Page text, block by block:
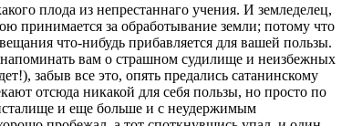
плода из непрестаннаго учения. И земледелец,
принимается за обработывание земли; потому что
что-нибудь прибавляется для вашей пользы.
напоминать вам о страшном судилище и неизбежных
забыв все это, опять предались сатанинскому
отсюда никакой для себя пользы, но просто по
и еще больше и с неудержимым